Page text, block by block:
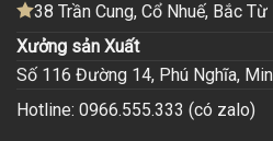
38 Trần Cung, Cổ Nhuế, Bắc
Xưởng sản Xuất
Số 116 Đường 14, Phú Nghĩa,
Hotline: 0966.555.333 (có zalo)